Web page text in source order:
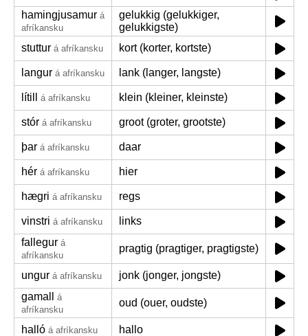
hamingjusamur á
afríkansku
gelukkig (gelukkiger,
gelukkigste)
stuttur á afríkansku kort (korter, kortste)
langur á afríkansku lank (langer, langste)
lítill á afríkansku klein (kleiner, kleinste)
stór á afríkansku groot (groter, grootste)
þar á afríkansku daar
hér á afríkansku hier
hægri á afríkansku regs
vinstri á afríkansku
links
fallegur á
afríkansku
pragtig (pragtiger, pragtigste)
ungur á afríkansku
jonk (jonger, jongste)
gamall
á
afríkansku
oud (ouer, oudste)
halló á afríkansku
hallo